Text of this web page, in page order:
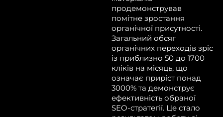
продемонстрував
помітне зростання
органічної присутності.
Загальний обсяг
органічних переходів зріс
із приблизно 50 до 1700
кліків на місяць, що
означає приріст понад
3000% та демонструє
ефективність обраної
SEO-стратегії. Це стало